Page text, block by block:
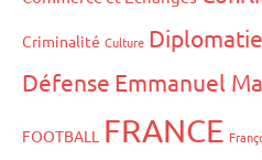
Criminalité Culture Diplomatie
Défense Emmanuel
FOOTBALL FRANCE